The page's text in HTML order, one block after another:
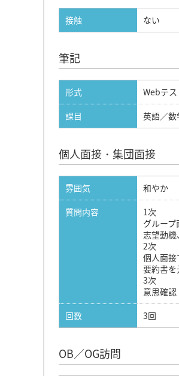
接触 ない
筆記
形式
Webテス
課目
英語／
個人面接・集団面接
雰囲気
和やか
質問内容
1次
グルー
志望動
2次
個人面
要約書
3次
意思確認
回数
3回
OB／OG訪問